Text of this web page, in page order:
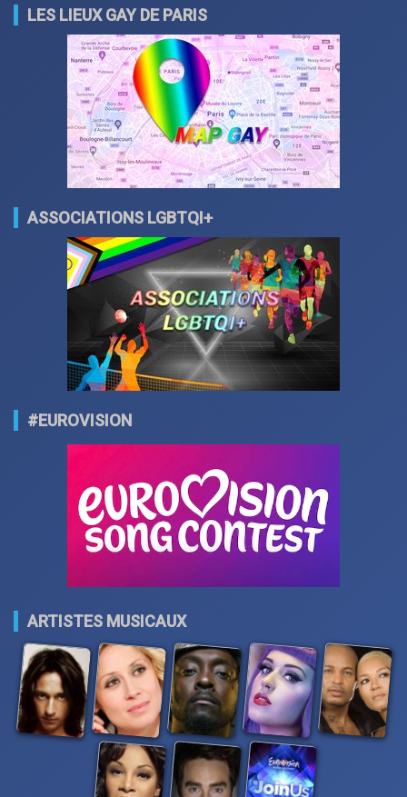
LES LIEUX GAY DE PARIS
ASSOCIATIONS LGBTQI+
#EUROVISION
ARTISTES MUSICAUX